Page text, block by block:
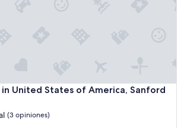
4. Two bedroom in United States of America, Sanford
States of America, Sanford
(3 opiniones)